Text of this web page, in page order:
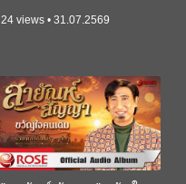
24 views • 31.07.2569